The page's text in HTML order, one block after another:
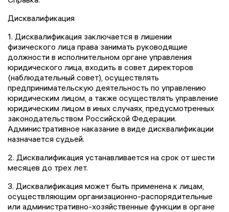
Дисквалификация
1. Дисквалификация заключается в лишении
физического лица права занимать руководящие
должности в исполнительном органе управления
юридического лица, входить в совет директоров
(наблюдательный совет), осуществлять
предпринимательскую деятельность по управлению
юридическим лицом, а также осуществлять управление
юридическим лицом в иных случаях, предусмотренных
законодательством Российской Федерации.
Административное наказание в виде дисквалификации
назначается судьей.
2. Дисквалификация устанавливается на срок от шести
месяцев до трех лет.
3. Дисквалификация может быть применена к лицам,
осуществляющим организационно-распорядительные
или административно-хозяйственные функции в органе